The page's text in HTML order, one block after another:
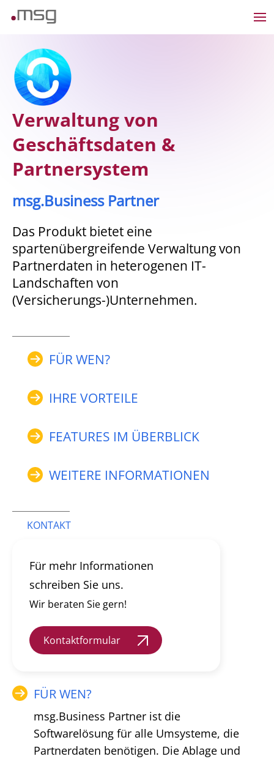
Verwaltung von
Geschäftsdaten &
Partnersystem
msg.Business Partner
Das Produkt bietet eine
spartenübergreifende Verwaltung von
Partnerdaten in heterogenen IT-
Landschaften von
(Versicherungs-)Unternehmen.
FÜR WEN?
IHRE VORTEILE
FEATURES IM ÜBERBLICK
WEITERE INFORMATIONEN
KONTAKT
Für mehr Informationen
schreiben Sie uns.
Wir beraten Sie gern!
Kontaktformular
FÜR WEN?
msg.Business Partner ist die
Softwarelösung für alle Umsysteme, die
Partnerdaten benötigen. Die Ablage und